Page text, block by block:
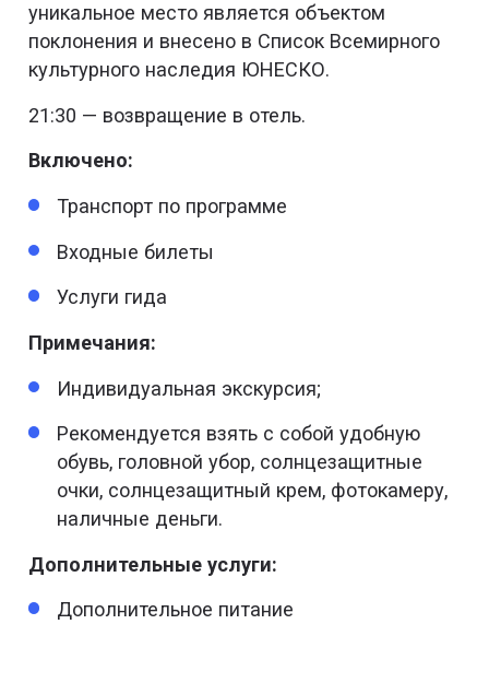
уникальное место является объектом
поклонения и внесено в Список Всемирного
культурного наследия ЮНЕСКО.
21:30 — возвращение в отель.
Включено:
Транспорт по программе
Входные билеты
Услуги гида
Примечания:
Индивидуальная экскурсия;
Рекомендуется взять с собой удобную
обувь, головной убор, солнцезащитные
очки, солнцезащитный крем, фотокамеру,
наличные деньги.
Дополнительные услуги:
Дополнительное питание